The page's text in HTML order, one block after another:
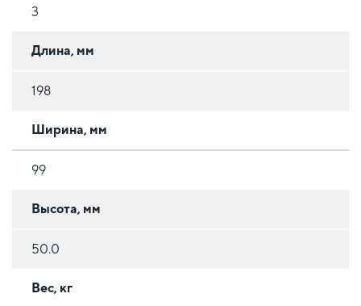
3
Длина, мм
198
Ширина, мм
99
Высота, мм
50.0
Вес, кг